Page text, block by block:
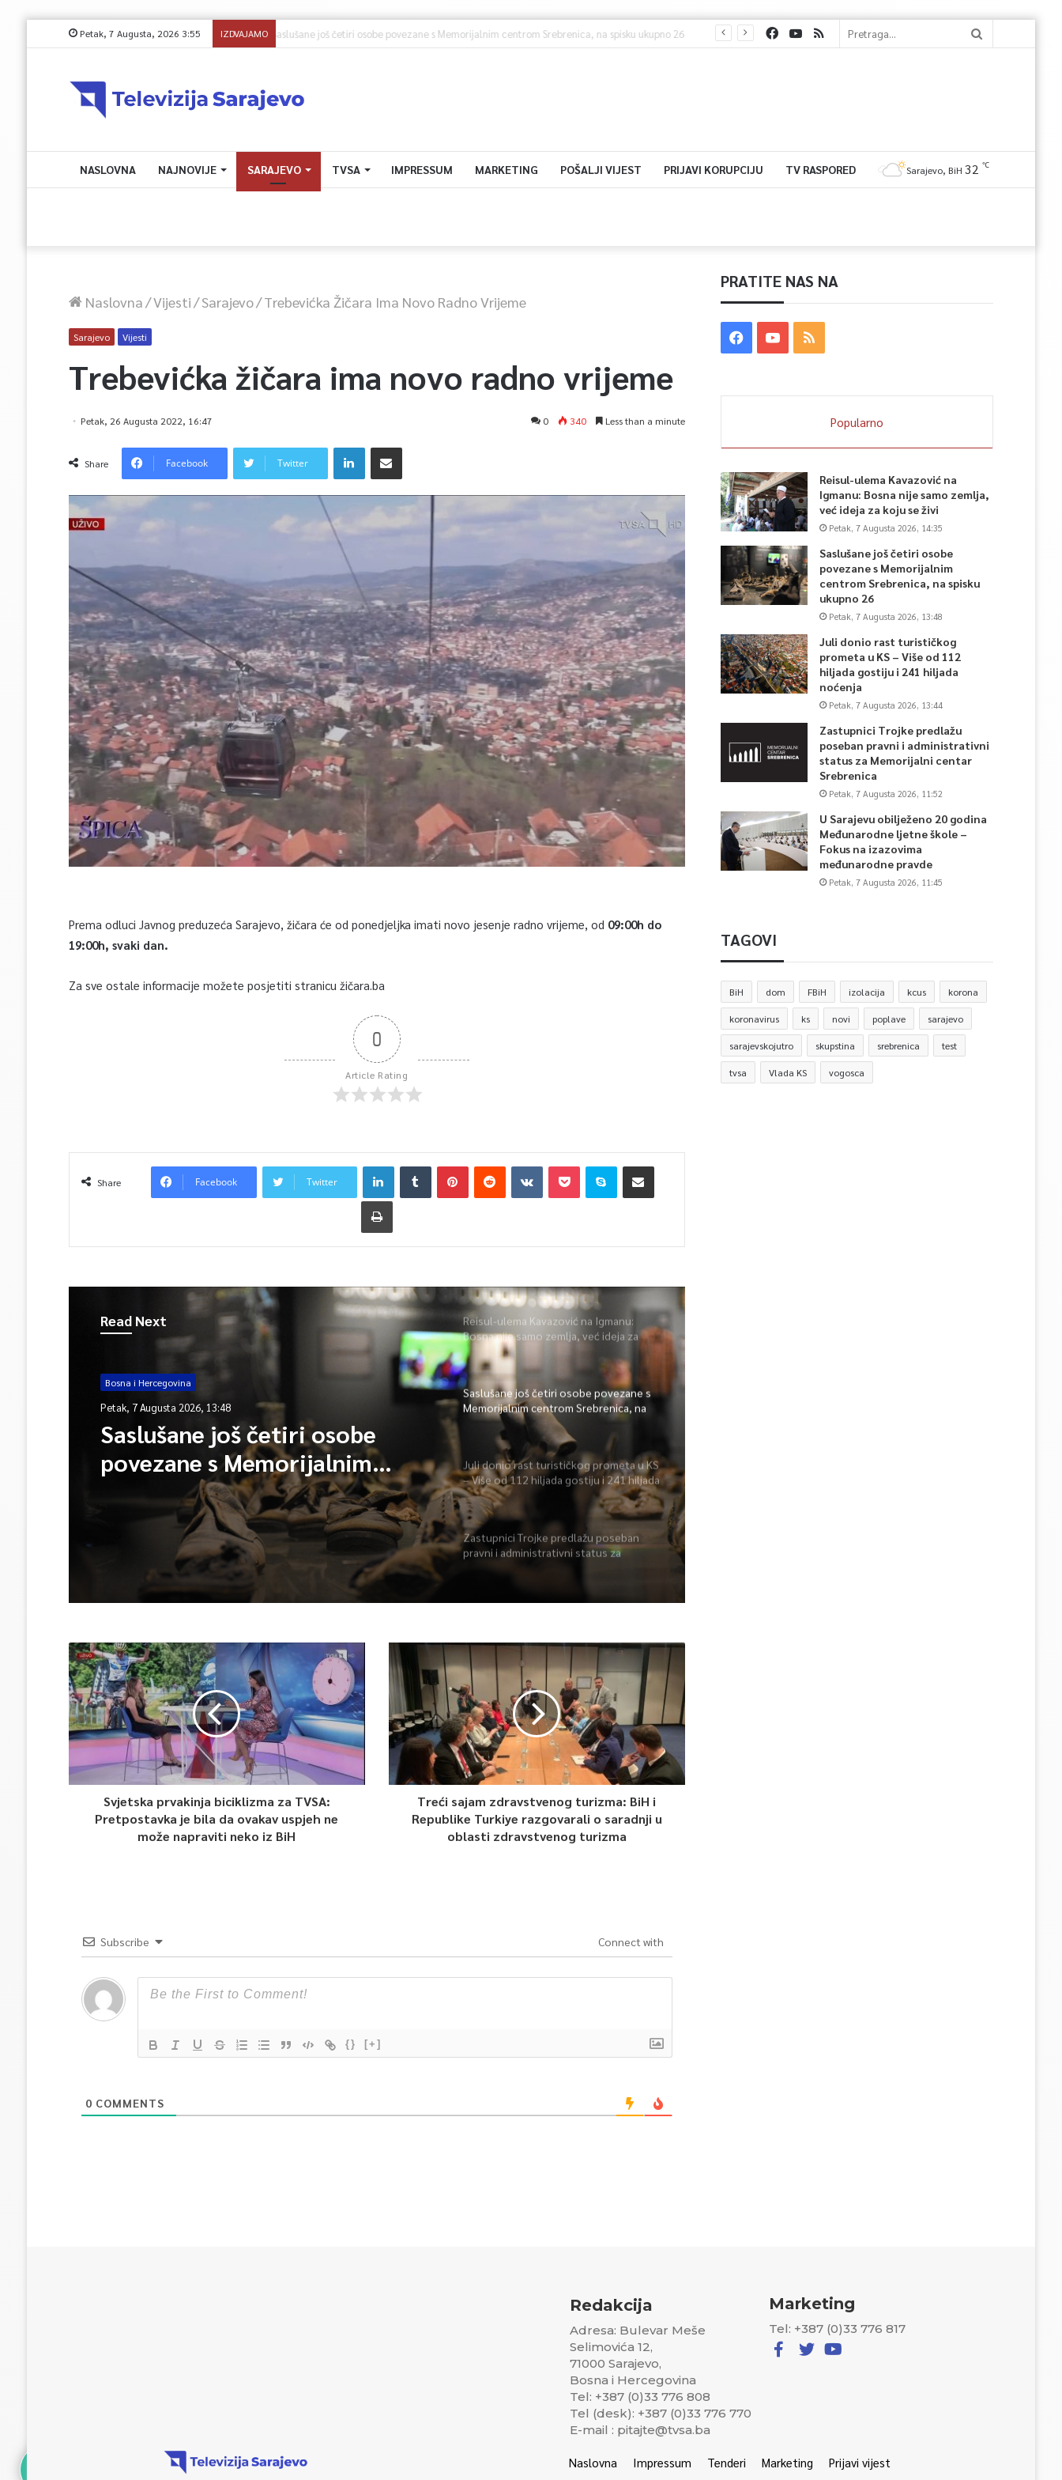
Petak, 7 Augusta, 2026 3:55 IZDVAJAMO Juli donio rast turističkog prometa u KS – Više od 112 hiljada gostiju i 241 hiljada noćenja
NASLOVNA NAJNOVIJE SARAJEVO TVSA IMPRESSUM MARKETING POŠALJI VIJEST PRIJAVI KORUPCIJU TV RASPORED Sarajevo, BiH 32 ℃
Naslovna/Vijesti/Sarajevo/Trebevićka Žičara Ima Novo Radno Vrijeme
Sarajevo Vijesti
Trebevićka žičara ima novo radno vrijeme
Petak, 26 Augusta 2022, 16:47 0 340 Less than a minute
Share Facebook Twitter
Prema odluci Javnog preduzeća Sarajevo, žičara će od ponedjeljka imati novo jesenje radno vrijeme, od 09:00h do
19:00h, svaki dan.
Za sve ostale informacije možete posjetiti stranicu žičara.ba
0
Article Rating
Share Facebook Twitter
Read Next
Bosna i Hercegovina
Petak, 7 Augusta 2026, 13:48
Saslušane još četiri osobe
povezane s Memorijalnim
centrom Srebrenica, na spisku
ukupno 26
Reisul-ulema Kavazović na Igmanu:
Bosna nije samo zemlja, već ideja za
koju se živi
Saslušane još četiri osobe povezane s
Memorijalnim centrom Srebrenica, na
spisku ukupno 26
Juli donio rast turističkog prometa u KS
– Više od 112 hiljada gostiju i 241 hiljada
noćenja
Zastupnici Trojke predlažu poseban
pravni i administrativni status za
Svjetska prvakinja biciklizma za TVSA:
Pretpostavka je bila da ovakav uspjeh ne
može napraviti neko iz BiH
Treći sajam zdravstvenog turizma: BiH i
Republike Turkiye razgovarali o saradnji u
oblasti zdravstvenog turizma
Subscribe Connect with
{} [+]
0 COMMENTS
PRATITE NAS NA
Popularno
Reisul-ulema Kavazović na
Igmanu: Bosna nije samo zemlja,
već ideja za koju se živi
Petak, 7 Augusta 2026, 14:35
Saslušane još četiri osobe
povezane s Memorijalnim
centrom Srebrenica, na spisku
ukupno 26
Petak, 7 Augusta 2026, 13:48
Juli donio rast turističkog
prometa u KS – Više od 112
hiljada gostiju i 241 hiljada
noćenja
Petak, 7 Augusta 2026, 13:44
Zastupnici Trojke predlažu
poseban pravni i administrativni
status za Memorijalni centar
Srebrenica
Petak, 7 Augusta 2026, 11:52
U Sarajevu obilježeno 20 godina
Međunarodne ljetne škole –
Fokus na izazovima
međunarodne pravde
Petak, 7 Augusta 2026, 11:45
TAGOVI
BiH dom FBiH izolacija kcus korona
koronavirus ks novi poplave sarajevo
sarajevskojutro skupstina srebrenica test
tvsa Vlada KS vogosca
Redakcija
Adresa: Bulevar Meše
Selimovića 12,
71000 Sarajevo,
Bosna i Hercegovina
Tel: +387 (0)33 776 808
Tel (desk): +387 (0)33 776 770
E-mail : pitajte@tvsa.ba
Marketing
Tel: +387 (0)33 776 817
Naslovna Impressum Tenderi Marketing Prijavi vijest